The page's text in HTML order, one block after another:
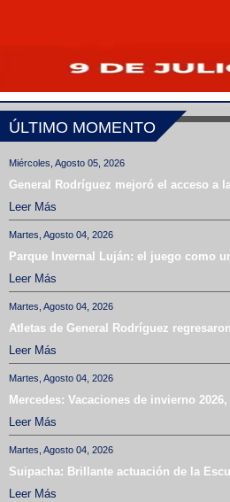
ÚLTIMO MOMENTO
Miércoles, Agosto 05, 2026
General Rodríguez mejoró el acceso a
Leer Más
Martes, Agosto 04, 2026
Parque Invernal Luján: el juego como
Leer Más
Martes, Agosto 04, 2026
Atletas de General Rodríguez
Leer Más
Martes, Agosto 04, 2026
Mercedes: Vacaciones de invierno
Leer Más
Martes, Agosto 04, 2026
Suipacha: Brillante actuación de la
Leer Más